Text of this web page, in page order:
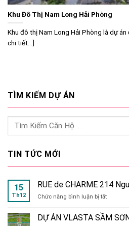
Khu Đô Thị Nam Long Hải Phòng
Khu đô thị Nam Long Hải Phòng là dự
chi tiết...]
TÌM KIẾM DỰ ÁN
TIN TỨC MỚI
15
Th12
RUE de CHARME 214
Chức năng bình luận bị tắtở
de
CHARME
DỰ ÁN VLASTA SẦM